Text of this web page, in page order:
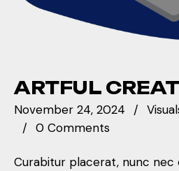
ARTFUL
November 24, 2024
0 Comments
Curabitur placerat, nunc nec